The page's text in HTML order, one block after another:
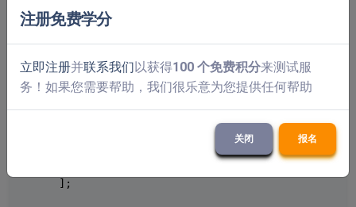
'pageurl'
//Create a json string
$json = json_encode( $data);
    ];
注册免费学分
立即注册并联系我们以获得100 个免费积分来测试服
务！如果您需要帮助，我们很乐意为您提供任何帮助
关闭 报名